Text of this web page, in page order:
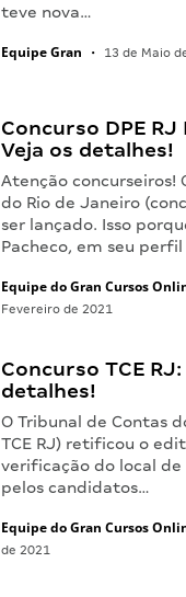
teve nova…
Equipe Gran • 13 de Maio
Concurso DPE RJ
Veja os detalhes!
Atenção concurseiros!
do Rio de Janeiro
ser lançado. Isso
Pacheco, em seu
Equipe do Gran Cursos
Fevereiro de 2021
Concurso TCE
detalhes!
O Tribunal de Contas
TCE RJ) retificou o
verificação do local
pelos candidatos…
Equipe do Gran Cursos
de 2021